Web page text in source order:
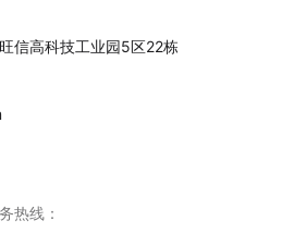
信高科技工业园5区22栋
热线：